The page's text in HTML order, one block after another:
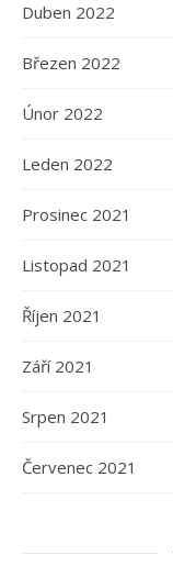
Duben 2022
Březen 2022
Únor 2022
Leden 2022
Prosinec 2021
Listopad 2021
Říjen 2021
Září 2021
Srpen 2021
Červenec 2021